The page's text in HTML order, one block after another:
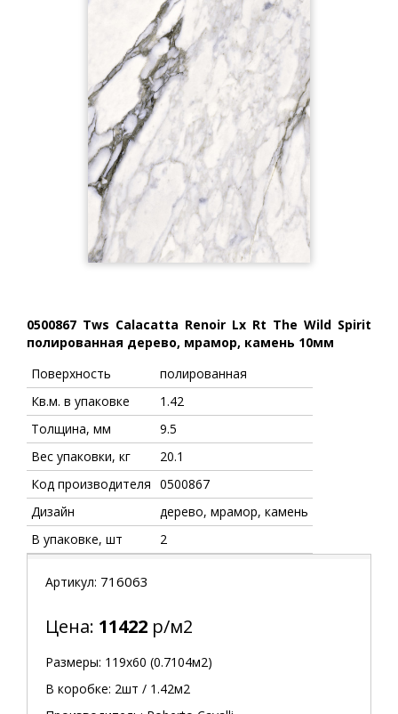
0500867 Tws Calacatta Renoir Lx Rt The Wild Spirit
полированная дерево, мрамор, камень 10мм
Поверхность
полированная
Кв.м. в упаковке
1.42
Толщина, мм
9.5
Вес упаковки, кг
20.1
Код производителя 0500867
Дизайн
дерево, мрамор, камень
В упаковке, шт
2
Артикул: 716063
Цена: 11422 р/м2
Размеры: 119х60 (0.7104м2)
В коробке: 2шт / 1.42м2